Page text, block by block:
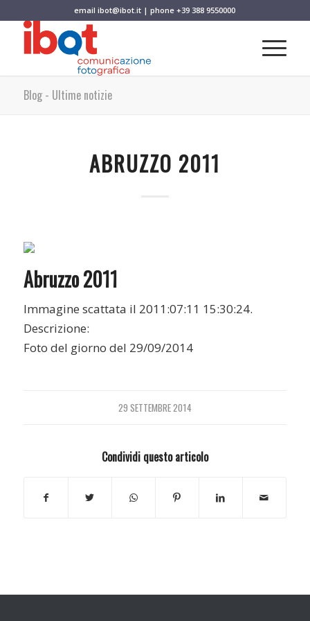
emailibot@ibot.it | phone+39 388 9550000
Blog - Ultime notizie
ABRUZZO 2011
Abruzzo 2011
Immagine scattata il 2011:07:11 15:30:24.
Descrizione:
Foto del giorno del 29/09/2014
29 SETTEMBRE 2014
Condividi questo articolo